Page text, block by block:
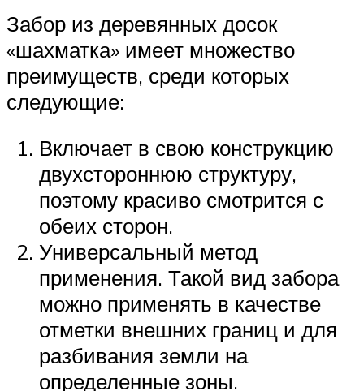
Забор из деревянных досок
«шахматка» имеет множество
преимуществ, среди которых
следующие:
Включает в свою конструкцию
двухстороннюю структуру,
поэтому красиво смотрится с
обеих сторон.
Универсальный метод
применения. Такой вид забора
можно применять в качестве
отметки внешних границ и для
разбивания земли на
определенные зоны.